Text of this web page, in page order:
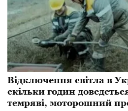
Відключення світла в
скільки годин
темряві, моторошний